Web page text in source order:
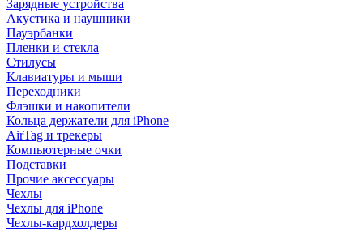
Зарядные устройства
Акустика и наушники
Пауэрбанки
Пленки и стекла
Стилусы
Клавиатуры и мыши
Переходники
Флэшки и накопители
Кольца держатели для iPhone
AirTag и трекеры
Компьютерные очки
Подставки
Прочие аксессуары
Чехлы
Чехлы для iPhone
Чехлы-кардхолдеры